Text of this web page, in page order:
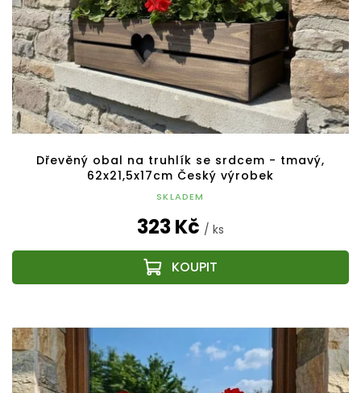
Dřevěný obal na truhlík se srdcem - tmavý,
62x21,5x17cm Český výrobek
SKLADEM
323 Kč / ks